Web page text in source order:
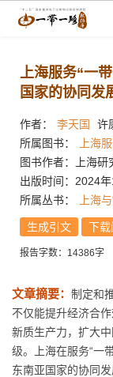
上海服务“一
国家的协同发
作者： 李天国
许
所属图书：
上海
图书作者：上海研
出版时间：2024年
所属丛书：
上海
生成引文 下载
报告字数：14386字
文章摘要： 制定和
不仅能提升经济合
新质生产力，扩大
级。上海在服务“一
东南亚国家的协同